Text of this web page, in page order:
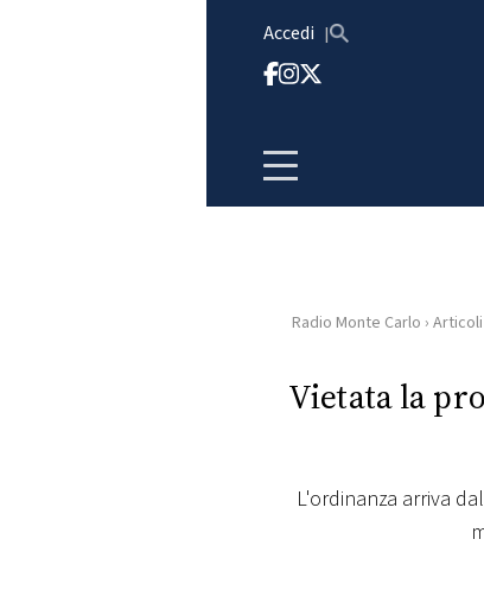
Accedi
HOME
RADIO
RADIO
Radio Monte Carlo › Articoli
Vietata la
L'ordinanza arriva